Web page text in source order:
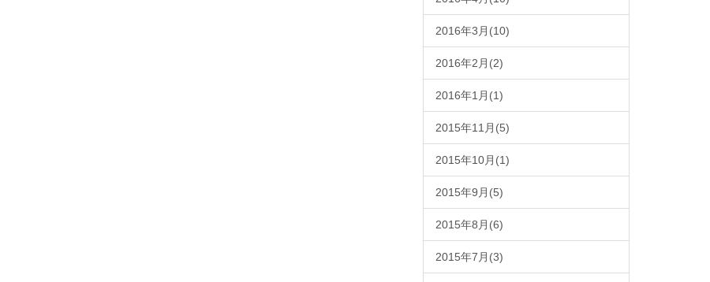
2016年3月(10)
2016年2月(2)
2016年1月(1)
2015年11月(5)
2015年10月(1)
2015年9月(5)
2015年8月(6)
2015年7月(3)